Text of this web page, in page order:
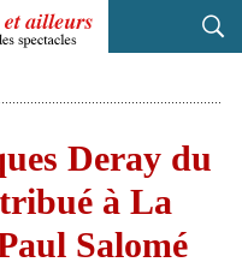
Deray du
à La
Salomé